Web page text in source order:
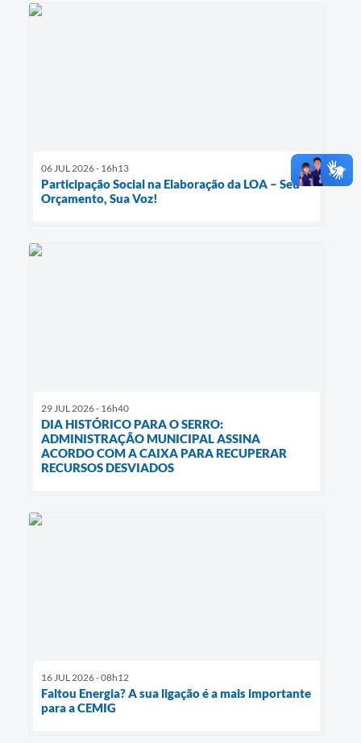
06 JUL 2026 - 16h13
Participação Social na Elaboração da LOA – Seu
Orçamento, Sua Voz!
29 JUL 2026 - 16h40
DIA HISTÓRICO PARA O SERRO:
ADMINISTRAÇÃO MUNICIPAL ASSINA
ACORDO COM A CAIXA PARA RECUPERAR
RECURSOS DESVIADOS
16 JUL 2026 - 08h12
Faltou Energia? A sua ligação é a mais importante
para a CEMIG